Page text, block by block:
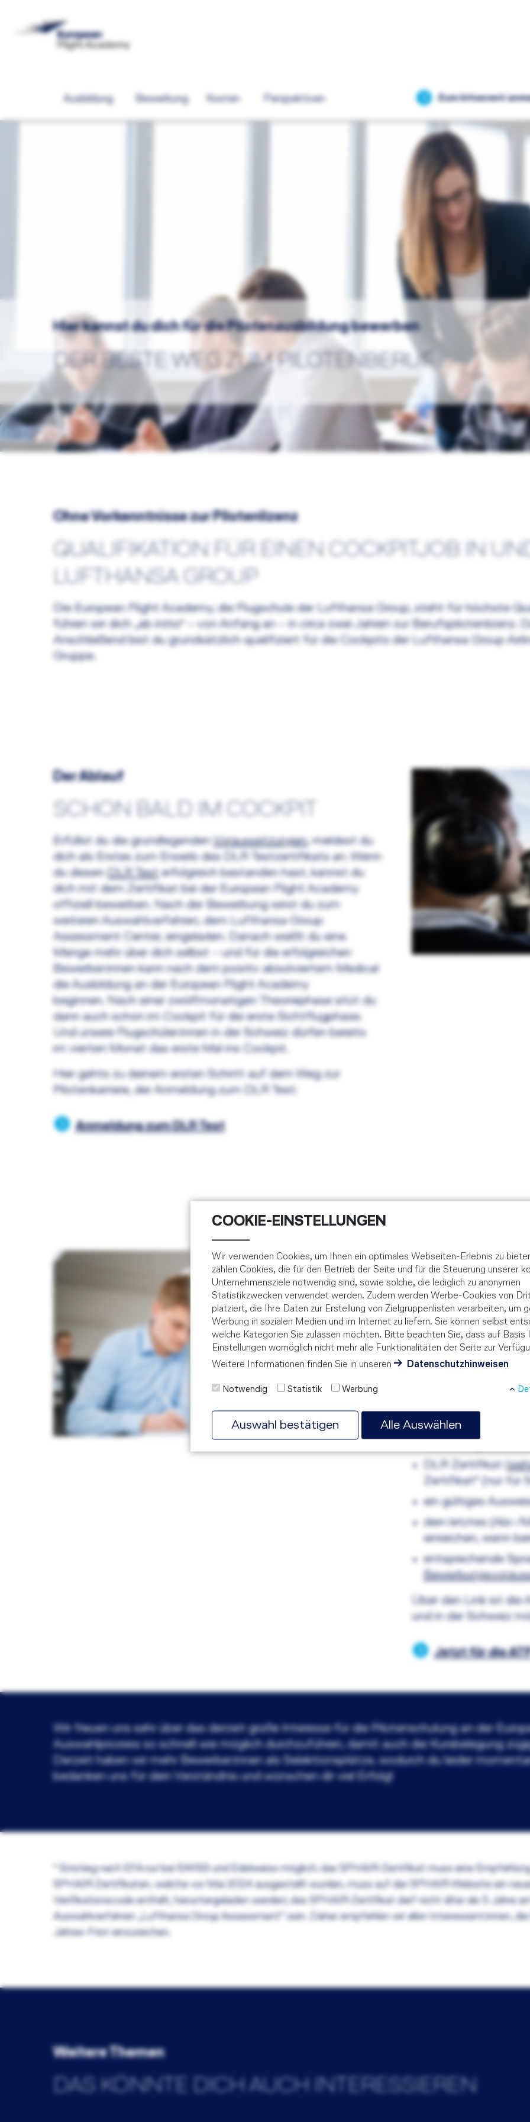
COOKIE-EINSTELLUNGEN
Wir verwenden Cookies, um Ihnen ein optimales Webseiten-Erlebnis zu
zählen Cookies, die für den Betrieb der Seite und für die Steuerung unserer
Unternehmensziele notwendig sind, sowie solche, die lediglich zu anonymen
Statistikzwecken verwendet werden. Zudem werden Werbe-Cookies von
platziert, die Ihre Daten zur Erstellung von Zielgruppenlisten verarbeiten, um
Werbung in sozialen Medien und im Internet zu liefern. Sie können selbst
welche Kategorien Sie zulassen möchten. Bitte beachten Sie, dass auf Basis
Einstellungen womöglich nicht mehr alle Funktionalitäten der Seite zur
Weitere Informationen finden Sie in unseren
Datenschutzhinweisen
Notwendig Statistik Werbung
Auswahl bestätigen Alle Auswählen
Ausbildung Bewerbung Kosten Perspektiven Zum Infoevent
Hier kannst du dich für die Pilotenausbildung bewerben
DER BESTE WEG ZUM PILOTENBERUF
Ohne Vorkenntnisse zur Pilotenlizenz
QUALIFIKATION FÜR EINEN COCKPITJOB IN
LUFTHANSA GROUP
Die European Flight Academy, die Flugschule der Lufthansa Group, steht für höchste
führen wir dich „ab initio“ – von Anfang an – in circa zwei Jahren zur Berufspilotenlizenz.
Anschließend bist du grundsätzlich qualifiziert für die Cockpits der Lufthansa Group
Gruppe.
Der Ablauf
SCHON BALD IM COCKPIT
Erfüllst du die grundlegenden Voraussetzungen, meldest du
dich als Erstes zum Erwerb des DLR Testzertifikats an. Wenn
du diesen DLR Testerfolgreich bestanden hast, kannst du
dich mit dem Zertifikat bei der European Flight Academy
offiziell bewerben. Nach der Bewerbung wirst du zum
weiteren Auswahlverfahren, dem Lufthansa Group
Assessment Center, eingeladen. Danach weißt du eine
Menge mehr über dich selbst – und für die erfolgreichen
Bewerber:innen kann nach dem positiv absolviertem Medical
die Ausbildung an der European Flight Academy
beginnen. Nach einer zwölfmonatigen Theoriephase sitzt du
dann auch schon im Cockpit für die erste Sichtflugphase.
Und unsere Flugschüler:innen in der Schweiz dürfen bereits
im vierten Monat das erste Mal ins Cockpit.
Hier gehts zu deinem ersten Schritt auf dem Weg zur
Pilotenkarriere, der Anmeldung zum DLR Test:
Anmeldung zum DLR Test
DLR Zertifikat
JETZT FÜR
Du interessierst
dich jetzt über den
Bitte halte hiefür
DLR Zertifikat (
Zertifikat* (nur für
ein gültiges
dein letztes (Abi-/
einreichen, wenn
entsprechende
Über den Link ist die
und in der Schweiz
Jetzt für die
Wir freuen uns sehr über das derzeit große Interesse für die Pilotenschulung an der
Auswahlprozess so schnell wie möglich durchzuführen, damit auch die Kursbelegung
Derzeit haben wir mehr Bewerber:innen als Selektionsplätze, wodurch du leider
bedanken uns für dein Verständnis und wünschen dir viel Erfolg!
* Einstieg nach EFA nur bei SWISS und Edelweiss möglich; das SPHAIR-Zertifikat muss eine
SPHAIR-Zertifikaten, welche vor Mai 2024 ausgestellt wurden, muss auf der SPHAIR-Website ein
Verifikationscode enthält, heruntergeladen werden; das SPHAIR-Zertifikat darf nicht älter als 5 Jahre
Auswahlverfahren „Lufthansa Group Assessment“ sein. Daher empfehlen wir allen Interessent:innen,
Jahres-Frist einzureichen.
Weitere Themen
DAS KÖNNTE DICH AUCH INTERESSIEREN